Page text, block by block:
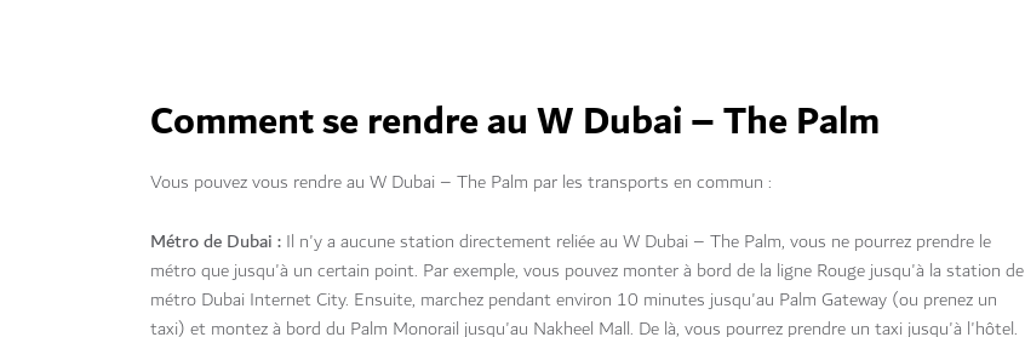
Comment se rendre au W Dubai – The Palm
Vous pouvez vous rendre au W Dubai – The Palm par les transports en commun :
Métro de Dubai : Il n'y a aucune station directement reliée au W Dubai – The Palm, vous ne pourrez prendre le
métro que jusqu'à un certain point. Par exemple, vous pouvez monter à bord de la ligne Rouge jusqu'à la station de
métro Dubai Internet City. Ensuite, marchez pendant environ 10 minutes jusqu'au Palm Gateway (ou prenez un
taxi) et montez à bord du Palm Monorail jusqu'au Nakheel Mall. De là, vous pourrez prendre un taxi jusqu'à l'hôtel.